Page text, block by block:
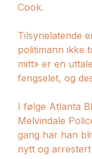
Cook.
Tilsynelatende
politimann ikke
mitt» er en
fengselet, og
I følge Atlanta
Melvindale
gang har han
nytt og